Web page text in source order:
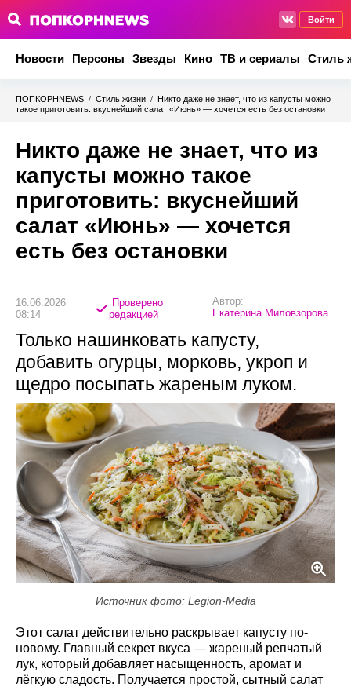
Войти
Новости Персоны Звезды Кино ТВ и сериалы Стиль
ПОПКОРНNEWS / Стиль жизни / Никто даже не знает, что из капусты можно
такое приготовить: вкуснейший салат «Июнь» — хочется есть без остановки
Никто даже не знает, что из
капусты можно такое
приготовить: вкуснейший
салат «Июнь» — хочется
есть без остановки
16.06.2026
08:14
Проверено
редакцией
Автор:
Екатерина Миловзорова
Только нашинковать капусту,
добавить огурцы, морковь, укроп и
щедро посыпать жареным луком.
Источник фото: Legion-Media
Этот салат действительно раскрывает капусту по-
новому. Главный секрет вкуса — жареный репчатый
лук, который добавляет насыщенность, аромат и
лёгкую сладость. Получается простой, сытный салат